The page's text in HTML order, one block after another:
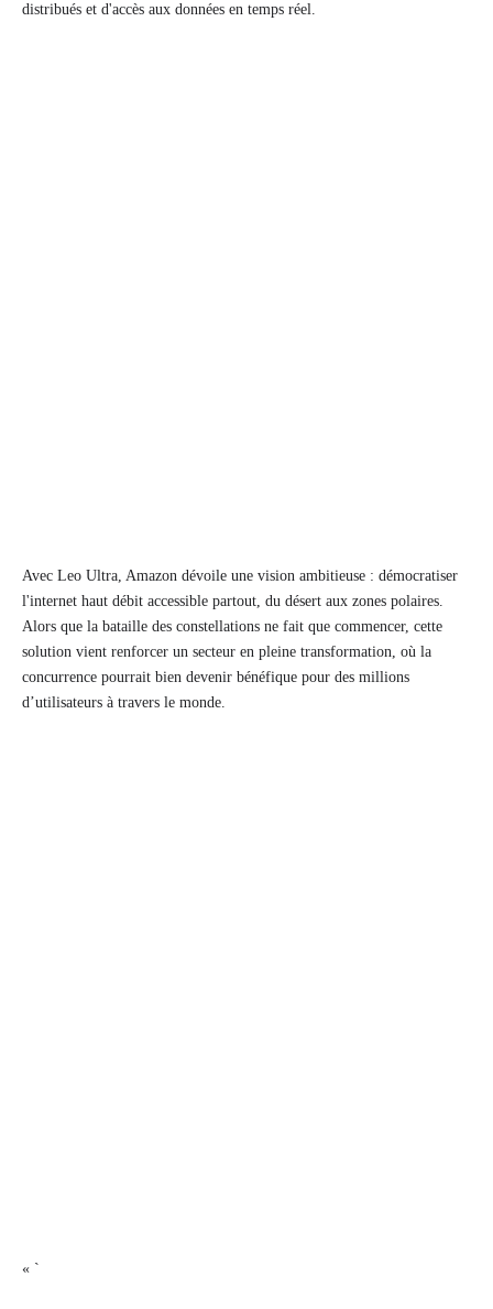
distribués et d'accès aux données en temps réel.
Avec Leo Ultra, Amazon dévoile une vision ambitieuse : démocratiser
l'internet haut débit accessible partout, du désert aux zones polaires.
Alors que la bataille des constellations ne fait que commencer, cette
solution vient renforcer un secteur en pleine transformation, où la
concurrence pourrait bien devenir bénéfique pour des millions
d’utilisateurs à travers le monde.
« `